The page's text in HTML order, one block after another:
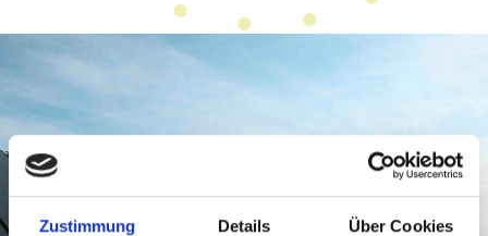
Zustimmung Details Über Cookies